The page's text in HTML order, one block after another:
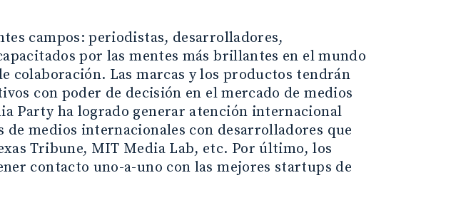
campos: periodistas, desarrolladores,
por las mentes más brillantes en el mundo
colaboración. Las marcas y los productos tendrán
con poder de decisión en el mercado de medios
Party ha logrado generar atención internacional
medios internacionales con desarrolladores que
Tribune, MIT Media Lab, etc. Por último, los
contacto uno-a-uno con las mejores startups de